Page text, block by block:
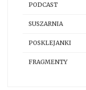
PODCAST
SUSZARNIA
POSKLEJANKI
FRAGMENTY